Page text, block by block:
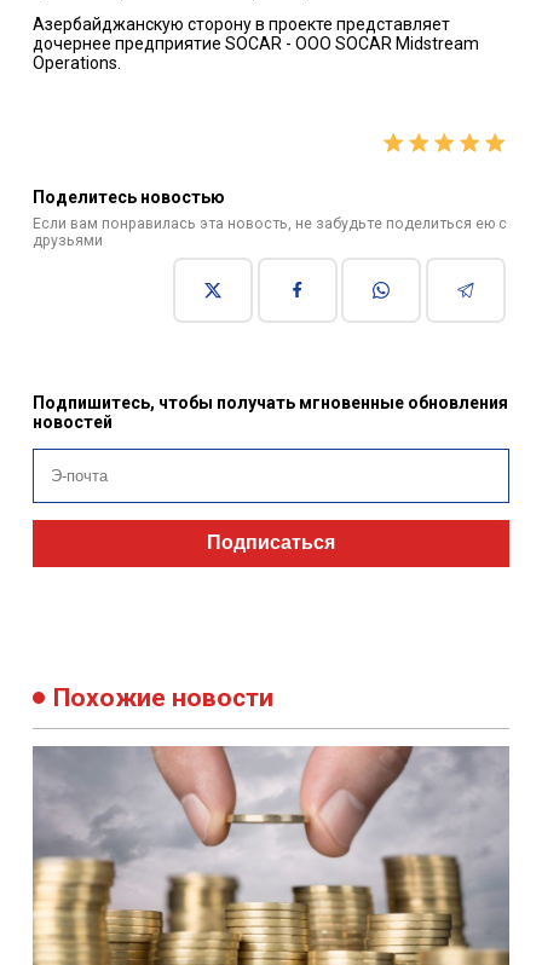
Азербайджанскую сторону в проекте представляет
дочернее предприятие SOCAR - ООО SOCAR Midstream
Operations.
Поделитесь новостью
Если вам понравилась эта новость, не забудьте поделиться ею с
друзьями
Подпишитесь, чтобы получать мгновенные обновления
новостей
Подписаться
Похожие новости